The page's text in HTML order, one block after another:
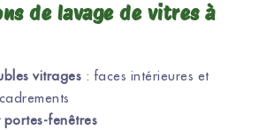
de lavage de vitres à
vitrages : faces intérieures et
portes-fenêtres